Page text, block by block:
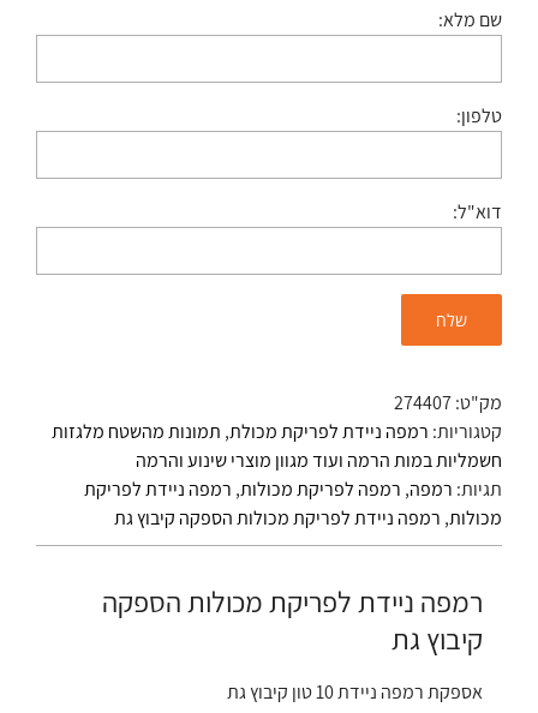
שם מלא:
טלפון:
דוא"ל:
מק"ט:274407
קטגוריות: רמפה ניידת לפריקת מכולת, תמונות מהשטח מלגזות
חשמליות במות הרמה ועוד מגוון מוצרי שינוע והרמה
תגיות: רמפה, רמפה לפריקת מכולות, רמפה ניידת לפריקת
מכולות, רמפה ניידת לפריקת מכולות הספקה קיבוץ גת
רמפה ניידת לפריקת מכולות הספקה
קיבוץ גת
אספקת רמפה ניידת 10 טון קיבוץ גת